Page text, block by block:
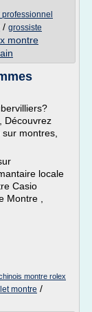
/ grossiste
montre
Découvrez
montres,
locale
Casio
Montre ,
montre rolex
montre /